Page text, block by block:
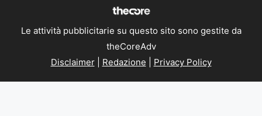
Le attività pubblicitarie su questo sito sono gestite da
theCoreAdv
Disclaimer| Redazione Privacy Policy